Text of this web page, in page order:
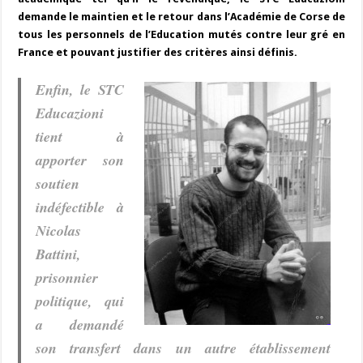
demande le maintien et le retour dans l’Académie de Corse de
tous les personnels de l’Education mutés contre leur gré en
France et pouvant justifier des critères ainsi définis.
Enfin, le STC
Educazioni
tient à
apporter son
soutien
indéfectible à
Nicolas
Battini,
prisonnier
politique, qui
a demandé
son transfert dans un autre établissement